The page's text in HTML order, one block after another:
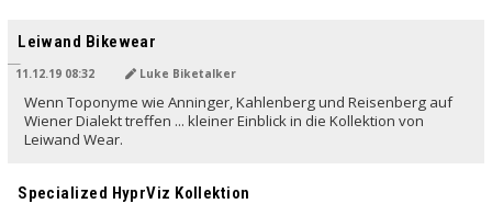
Leiwand Bikewear
11.12.19 08:32 Luke Biketalker
Wenn Toponyme wie Anninger, Kahlenberg und Reisenberg auf
Wiener Dialekt treffen ... kleiner Einblick in die Kollektion von
Leiwand Wear.
Specialized HyprViz Kollektion